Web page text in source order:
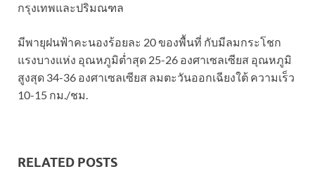
กรุงเทพและปริมณฑล
มีพายุฝนฟ้าคะนองร้อยละ 20 ของพื้นที่ กับมีลมกระโชก
แรงบางแห่ง อุณหภูมิต่ำสุด 25-26 องศาเซลเซียส อุณหภูมิ
สูงสุด 34-36 องศาเซลเซียส ลมตะวันออกเฉียงใต้ ความเร็ว
10-15 กม./ชม.
RELATED POSTS